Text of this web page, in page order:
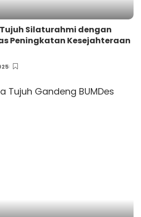
Silaturahmi dengan
Peningkatan Kesejahteraan